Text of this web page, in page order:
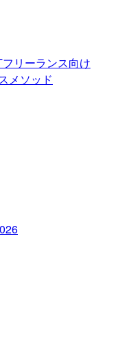
フリーランス向け
メソッド